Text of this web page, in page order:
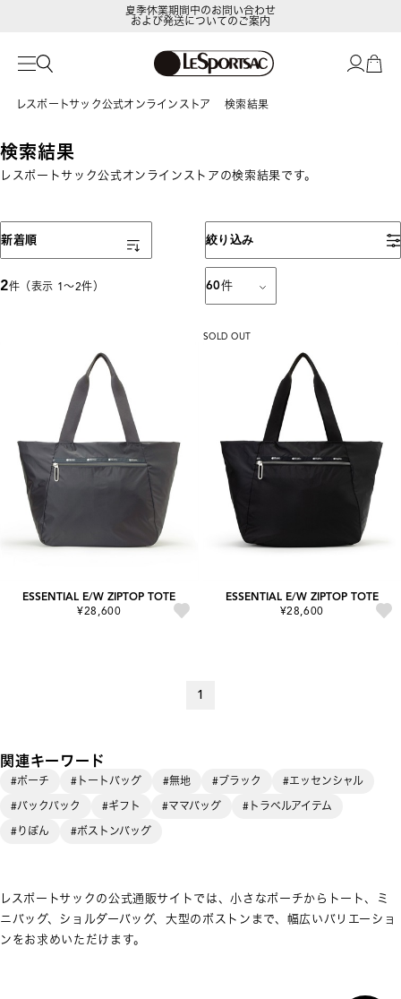
夏季休業期間中のお問い合わせ
および発送についてのご案内
レスポートサック公式オンラインストア 検索結果
検索結果
レスポートサック公式オンラインストアの検索結果です。
絞り込み
2件（表示 1〜2件） 60件
表示順
新着順
ESSENTIAL E/W ZIPTOP TOTE
¥28,600
SOLD OUT
ESSENTIAL E/W ZIPTOP TOTE
¥28,600
1
関連キーワード
#ポーチ #トートバッグ #無地 #ブラック
#エッセンシャル
#バックパック
#ギフト #ママバッグ
#トラベルアイテム
#りぼん
#ボストンバッグ
レスポートサックの公式通販サイトでは、小さなポーチからトート、ミ
ニバッグ、ショルダーバッグ、大型のボストンまで、幅広いバリエーショ
ンをお求めいただけます。